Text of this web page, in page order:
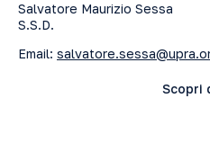
Salvatore Maurizio Sessa
S.S.D.
Email:
Scopri